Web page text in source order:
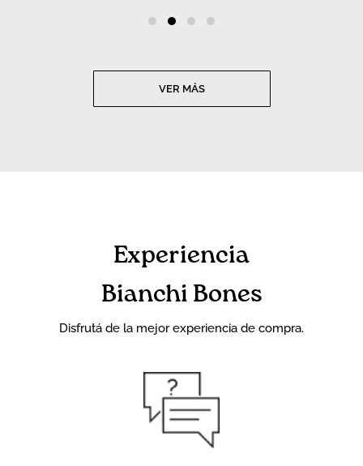
VER MÁS
Experiencia
Bianchi Bones
Disfrutá de la mejor experiencia de compra.